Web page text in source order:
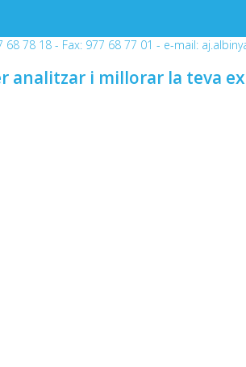
78 18 - Fax: 977 68 77 01 - e-mail:
i millorar la teva